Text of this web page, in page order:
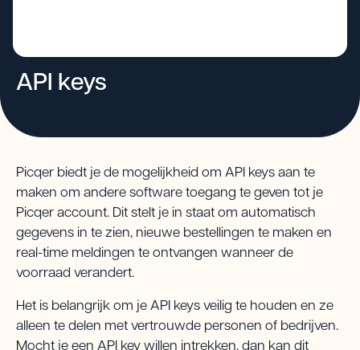
API keys
Picqer biedt je de mogelijkheid om API keys aan te
maken om andere software toegang te geven tot je
Picqer account. Dit stelt je in staat om automatisch
gegevens in te zien, nieuwe bestellingen te maken en
real-time meldingen te ontvangen wanneer de
voorraad verandert.
Het is belangrijk om je API keys veilig te houden en ze
alleen te delen met vertrouwde personen of bedrijven.
Mocht je een API key willen intrekken, dan kan dit